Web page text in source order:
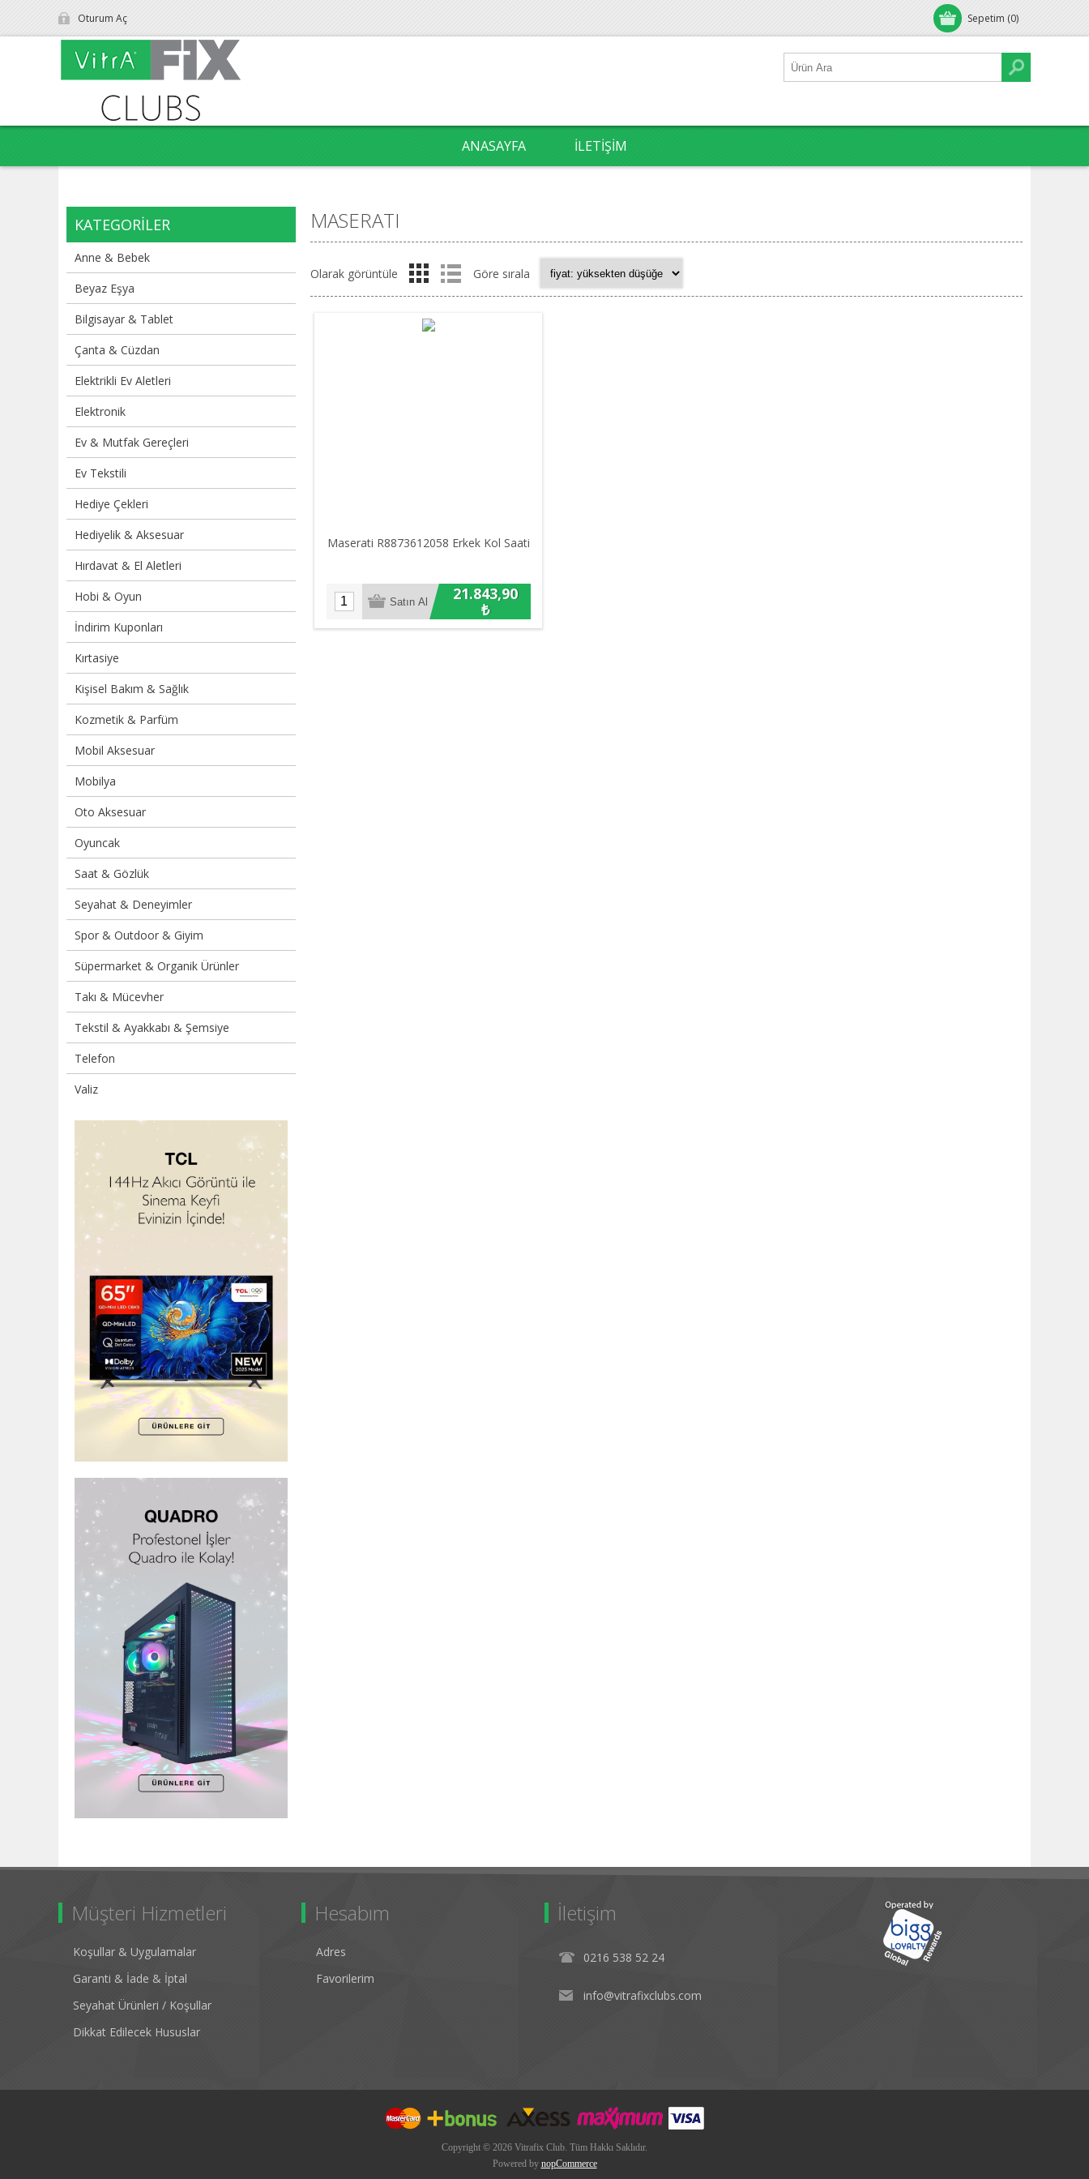
Sepetim (0)
Oturum Aç
ANASAYFA İLETIŞIM
KATEGORILER
Anne & Bebek
Beyaz Eşya
Bilgisayar & Tablet
Çanta & Cüzdan
Elektrikli Ev Aletleri
Elektronik
Ev & Mutfak Gereçleri
Ev Tekstili
Hediye Çekleri
Hediyelik & Aksesuar
Hırdavat & El Aletleri
Hobi & Oyun
İndirim Kuponları
Kırtasiye
Kişisel Bakım & Sağlık
Kozmetik & Parfüm
Mobil Aksesuar
Mobilya
Oto Aksesuar
Oyuncak
Saat & Gözlük
Seyahat & Deneyimler
Spor & Outdoor & Giyim
Süpermarket & Organik Ürünler
Takı & Mücevher
Tekstil & Ayakkabı & Şemsiye
Telefon
Valiz
MASERATI
Olarak görüntüle Göre sırala
Maserati R8873612058 Erkek Kol Saati
21.843,90
₺
Müşteri Hizmetleri
Koşullar & Uygulamalar
Garanti & İade & İptal
Seyahat Ürünleri / Koşullar
Dikkat Edilecek Hususlar
Hesabım
Adres
Favorilerim
İletişim
0216 538 52 24
info@vitrafixclubs.com
Copyright © 2026 Vitrafix Club. Tüm Hakkı Saklıdır.
Powered by nopCommerce